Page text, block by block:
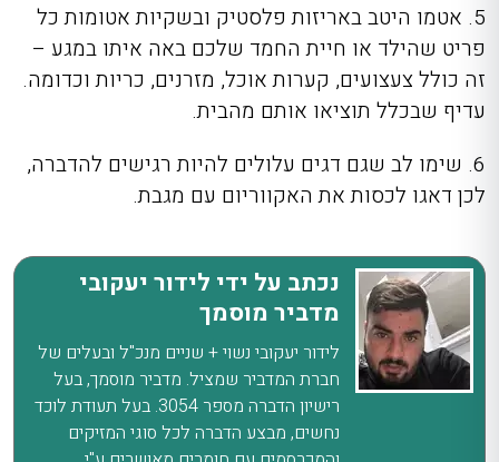
5. אטמו היטב באריזות פלסטיק ובשקיות אטומות כל
פריט שהילד או חיית החמד שלכם באה איתו במגע –
זה כולל צעצועים, קערות אוכל, מזרנים, כריות וכדומה.
עדיף שבכלל תוציאו אותם מהבית.
6. שימו לב שגם דגים עלולים להיות רגישים להדברה,
לכן דאגו לכסות את האקווריום עם מגבת.
נכתב על ידי לידור יעקובי
מדביר מוסמך
לידור יעקובי נשוי + שניים מנכ"ל ובעלים של
חברת המדביר שמציל. מדביר מוסמך, בעל
רישיון הדברה מספר 3054. בעל תעודת לוכד
נחשים, מבצע הדברה לכל סוגי המזיקים